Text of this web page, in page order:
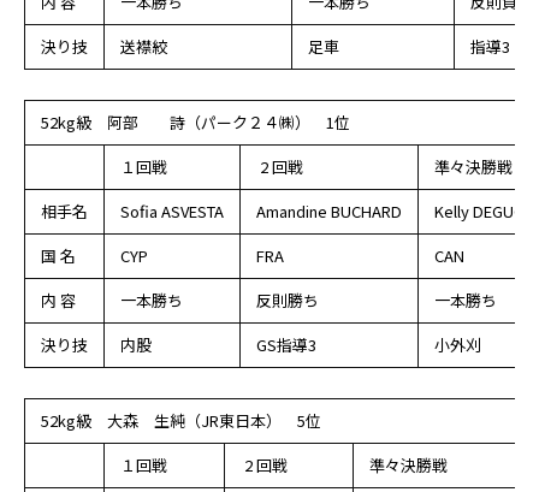
決り技
送襟絞 足車 指導3
52kg級 阿部 詩（パーク２４㈱） 1位
１回戦
2 回戦
準々決勝戦
相手名
Sofia ASVESTA Amandine BUCHARD
Kelly DEGUCHI
国 名
CYP FRA
CAN
内 容
一本勝ち 反則勝ち
一本勝ち
決り技
内股 GS指導3 小外刈
52kg級 大森 生純（JR東日本） 5位
１回戦
2 回戦
準々決勝戦